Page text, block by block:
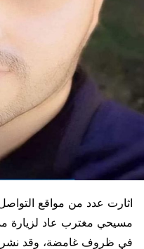
اثارت عدد من مواقع
مسيحي مغترب عاد لزيارة
في ظروف غامضة، وقد